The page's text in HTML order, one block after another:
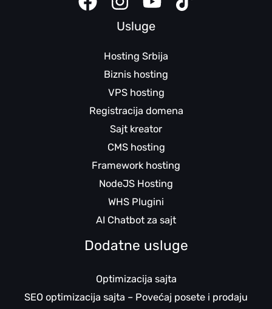
Usluge
Hosting Srbija
Biznis hosting
VPS hosting
Registracija domena
Sajt kreator
CMS hosting
Framework hosting
NodeJS Hosting
WHS Plugini
AI Chatbot za sajt
Dodatne usluge
Optimizacija sajta
SEO optimizacija sajta – Povećaj posete i prodaju